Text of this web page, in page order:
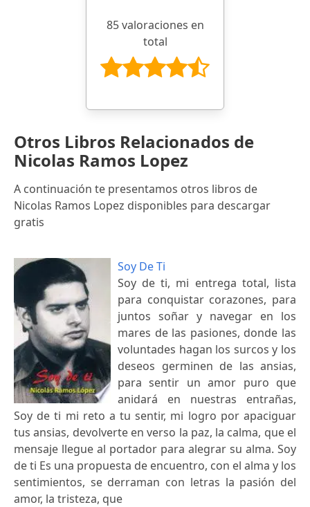
85 valoraciones en
total
Otros Libros Relacionados de
Nicolas Ramos Lopez
A continuación te presentamos otros libros de
Nicolas Ramos Lopez disponibles para descargar
gratis
Soy De Ti
Soy de ti, mi entrega total, lista
para conquistar corazones, para
juntos soñar y navegar en los
mares de las pasiones, donde las
voluntades hagan los surcos y los
deseos germinen de las ansias,
para sentir un amor puro que
anidará en nuestras entrañas,
Soy de ti mi reto a tu sentir, mi logro por apaciguar
tus ansias, devolverte en verso la paz, la calma, que el
mensaje llegue al portador para alegrar su alma. Soy
de ti Es una propuesta de encuentro, con el alma y los
sentimientos, se derraman con letras la pasión del
amor, la tristeza, que